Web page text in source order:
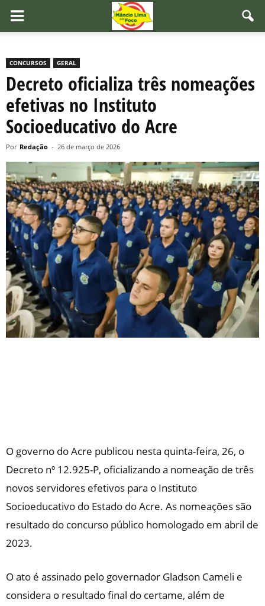
CONCURSOS GERAL
Decreto oficializa três nomeações
efetivas no Instituto
Socioeducativo do Acre
Por Redação - 26 de março de 2026
O governo do Acre publicou nesta quinta-feira, 26, o
Decreto nº 12.925-P, oficializando a nomeação de três
novos servidores efetivos para o Instituto
Socioeducativo do Estado do Acre. As nomeações são
resultado do concurso público homologado em abril de
2023.
O ato é assinado pelo governador Gladson Cameli e
considera o resultado final do certame, além de